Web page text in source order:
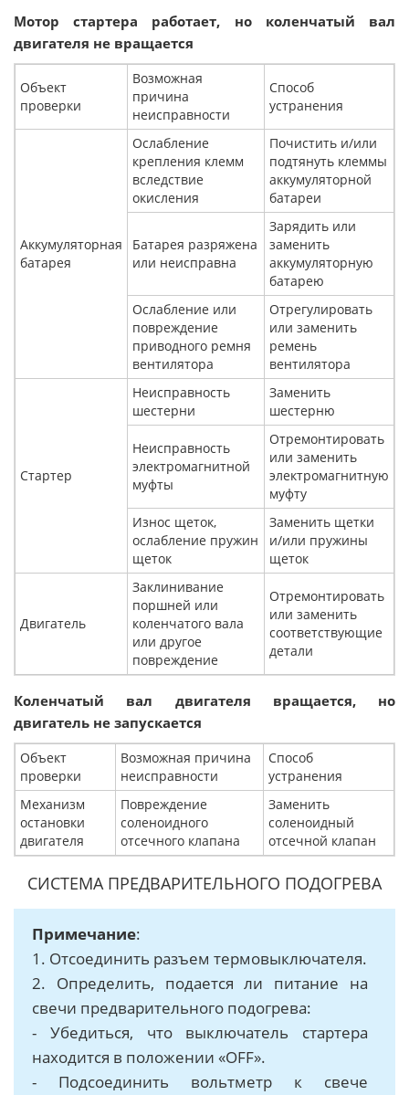
Мотор стартера работает, но коленчатый вал
двигателя не вращается
Объект
проверки
Возможная
причина
неисправности
Способ
устранения
Аккумуляторная
батарея
Ослабление
крепления клемм
вследствие
окисления
Почистить и/или
подтянуть клеммы
аккумуляторной
батареи
Батарея разряжена
или неисправна
Зарядить или
заменить
аккумуляторную
батарею
Ослабление или
повреждение
приводного ремня
вентилятора
Отрегулировать
или заменить
ремень
вентилятора
Стартер
Неисправность
шестерни
Заменить
шестерню
Неисправность
электромагнитной
муфты
Отремонтировать
или заменить
электромагнитную
муфту
Износ щеток,
ослабление пружин
щеток
Заменить щетки
и/или пружины
щеток
Двигатель
Заклинивание
поршней или
коленчатого вала
или другое
повреждение
Отремонтировать
или заменить
соответствующие
детали
Коленчатый вал двигателя вращается, но
двигатель не запускается
Объект
проверки
Возможная причина
неисправности
Способ
устранения
Механизм
остановки
двигателя
Повреждение
соленоидного
отсечного клапана
Заменить
соленоидный
отсечной клапан
СИСТЕМА ПРЕДВАРИТЕЛЬНОГО ПОДОГРЕВА
Примечание:
1. Отсоединить разъем термовыключателя.
2. Определить, подается ли питание на
свечи предварительного подогрева:
- Убедиться, что выключатель стартера
находится в положении «OFF».
- Подсоединить вольтметр к свече